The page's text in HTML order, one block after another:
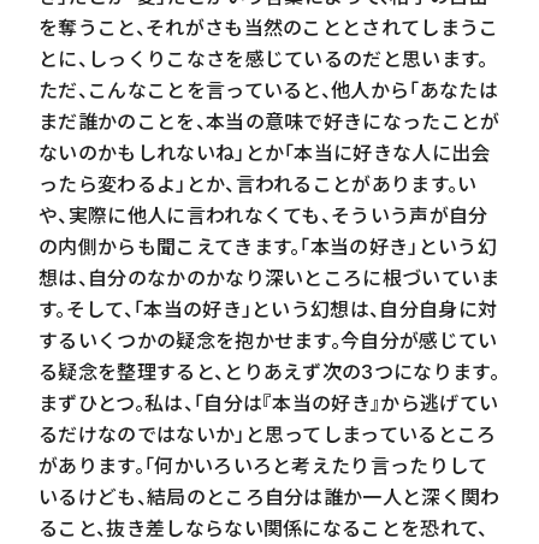
を奪うこと、それがさも当然のこととされてしまうこ
とに、しっくりこなさを感じているのだと思います。
ただ、こんなことを言っていると、他人から「あなたは
まだ誰かのことを、本当の意味で好きになったことが
ないのかもしれないね」とか「本当に好きな人に出会
ったら変わるよ」とか、言われることがあります。い
や、実際に他人に言われなくても、そういう声が自分
の内側からも聞こえてきます。「本当の好き」という幻
想は、自分のなかのかなり深いところに根づいていま
す。そして、「本当の好き」という幻想は、自分自身に対
するいくつかの疑念を抱かせます。今自分が感じてい
る疑念を整理すると、とりあえず次の3つになります。
まずひとつ。私は、「自分は『本当の好き』から逃げてい
るだけなのではないか」と思ってしまっているところ
があります。「何かいろいろと考えたり言ったりして
いるけども、結局のところ自分は誰か一人と深く関わ
ること、抜き差しならない関係になることを恐れて、